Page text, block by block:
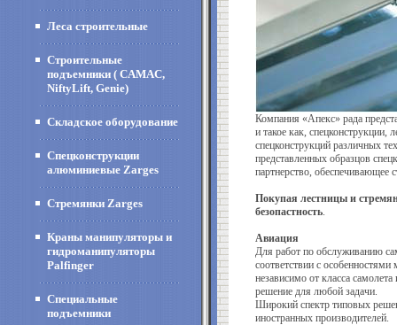
Леса строительные
Строительные
подъемники ( CAMAC,
NiftyLift, Genie)
Складское оборудование
Спецконструкции
алюминиевые Zarges
Стремянки Zarges
Краны манипуляторы и
гидроманипуляторы
Palfinger
Специальные
подъемники
Компания «Апекс» рада
и такое как,
спецконструкций различных
представленных образцов
партнерство, обеспечивающее
Покупая лестницы и
безопастность.
Авиация
Для работ по обслуживанию
соответствии с
независимо от класса
решение для любой задачи.
Широкий спектр типовых
иностранных производителей.